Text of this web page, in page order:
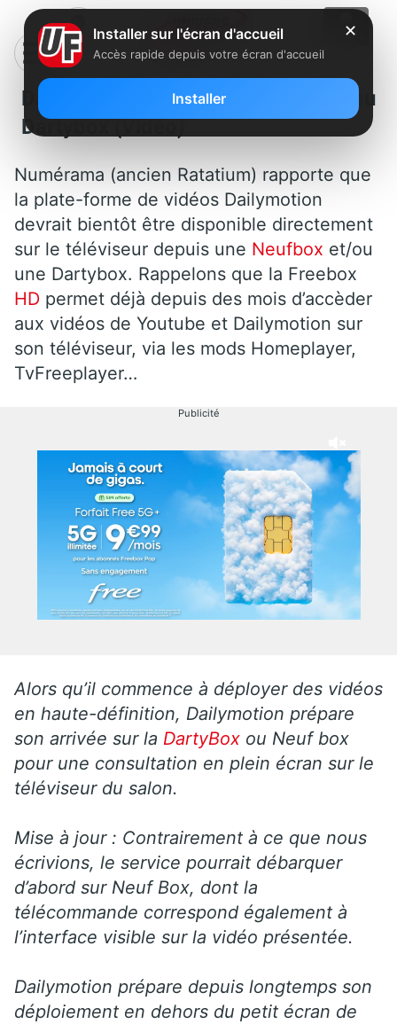
Dailymotion HD sur Neufbox ou
Dartybox (Vidéo)
Numérama (ancien Ratatium) rapporte que
la plate-forme de vidéos Dailymotion
devrait bientôt être disponible directement
sur le téléviseur depuis une Neufbox et/ou
une Dartybox. Rappelons que la Freebox
HD permet déjà depuis des mois d’accèder
aux vidéos de Youtube et Dailymotion sur
son téléviseur, via les mods Homeplayer,
TvFreeplayer…
Publicité
Alors qu’il commence à déployer des vidéos
en haute-définition, Dailymotion prépare
son arrivée sur la DartyBox ou Neuf box
pour une consultation en plein écran sur le
téléviseur du salon.
Mise à jour : Contrairement à ce que nous
écrivions, le service pourrait débarquer
d’abord sur Neuf Box, dont la
télécommande correspond également à
l’interface visible sur la vidéo présentée.
Dailymotion prépare depuis longtemps son
déploiement en dehors du petit écran de
✕
Installer sur l'écran d'accueil
Accès rapide depuis votre écran d'accueil
Installer